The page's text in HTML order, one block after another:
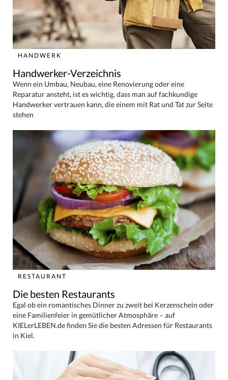
HANDWERK
Handwerker-Verzeichnis
Wenn ein Umbau, Neubau, eine Renovierung oder eine
Reparatur ansteht, ist es wichtig, dass man auf fachkundige
Handwerker vertrauen kann, die einem mit Rat und Tat zur Seite
stehen
RESTAURANT
Die besten Restaurants
Egal ob ein romantisches Dinner zu zweit bei Kerzenschein oder
eine Familienfeier in gemütlicher Atmosphäre – auf
KIELerLEBEN.de finden Sie die besten Adressen für Restaurants
in Kiel.